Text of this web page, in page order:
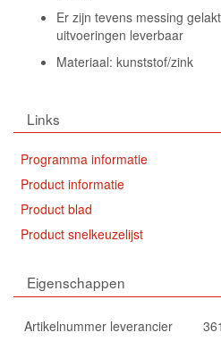
Er zijn tevens messing
uitvoeringen leverbaar
Materiaal: kunststof/zink
Links
Programma informatie
Product informatie
Product blad
Product snelkeuzelijst
Eigenschappen
Artikelnummer leverancier